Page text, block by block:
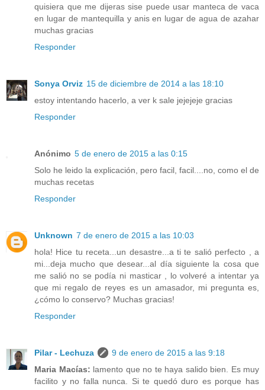
quisiera que me dijeras sise puede usar manteca de vaca
en lugar de mantequilla y anis en lugar de agua de azahar
muchas gracias
Responder
Sonya Orviz 15 de diciembre de 2014 a las 18:10
estoy intentando hacerlo, a ver k sale jejejeje gracias
Responder
Anónimo 5 de enero de 2015 a las 0:15
Solo he leido la explicación, pero facil, facil....no, como el de
muchas recetas
Responder
Unknown 7 de enero de 2015 a las 10:03
hola! Hice tu receta...un desastre...a ti te salió perfecto , a
mi...deja mucho que desear...al día siguiente la cosa que
me salió no se podía ni masticar , lo volveré a intentar ya
que mi regalo de reyes es un amasador, mi pregunta es,
¿cómo lo conservo? Muchas gracias!
Responder
Pilar - Lechuza
9 de enero de 2015 a las 9:18
Maria Macías: lamento que no te haya salido bien. Es muy
facilito y no falla nunca. Si te quedó duro es porque has